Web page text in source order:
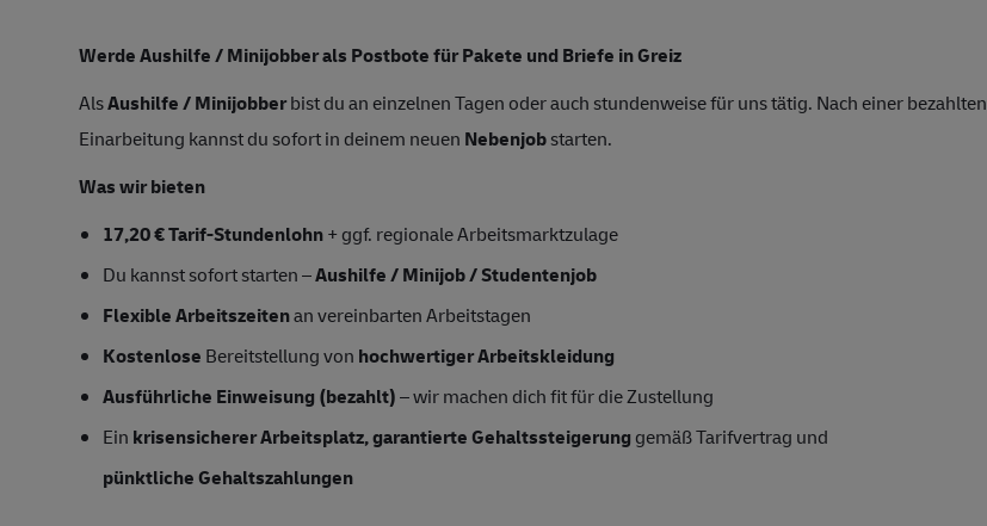
Werde Aushilfe / Minijobber als Postbote für Pakete und Briefe in Greiz
AlsAushilfe / Minijobberbist du an einzelnen Tagen oder auch stundenweise für uns tätig. Nach einer bezahlten
Einarbeitung kannst du sofort in deinem neuen Nebenjobstarten.
Was wir bieten
17,20 € Tarif-Stundenlohn+ ggf. regionale Arbeitsmarktzulage
Du kannst sofort starten –Aushilfe / Minijob / Studentenjob
Flexible Arbeitszeitenan vereinbarten Arbeitstagen
Kostenlose Bereitstellung von hochwertiger Arbeitskleidung
Ausführliche Einweisung (bezahlt)– wir machen dich fit für die Zustellung
Ein krisensicherer Arbeitsplatz, garantierte Gehaltssteigerung gemäß Tarifvertrag und
pünktliche Gehaltszahlungen